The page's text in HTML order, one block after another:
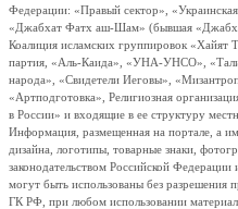
Федерации: «Правый сектор»,
«Джабхат Фатх аш-Шам» (бывшая
Коалиция исламских группировок
партия, «Аль-Каида», «УНА-УНСО»,
народа», «Свидетели Иеговы»,
«Артподготовка», Религиозная
в России» и входящие в ее структуру
Информация, размещенная на портале, а
дизайна, логотипы, товарные знаки,
законодательством Российской
могут быть использованы без разрешения
ГК РФ, при любом использовании